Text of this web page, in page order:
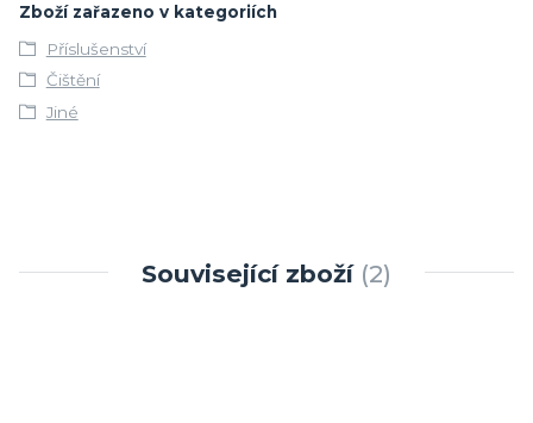
Zboží zařazeno v kategoriích
Příslušenství
Čištění
Jiné
Související zboží 2